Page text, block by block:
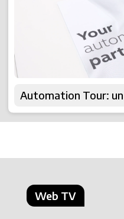
Automation Tour: un
Web TV